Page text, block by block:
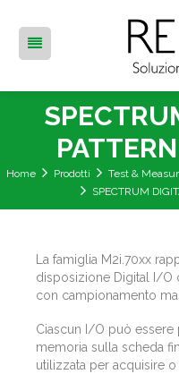
Home Prodotti Test &
SPECTRUM
La famiglia M2i.70xx
disposizione Digital I/O
con campionamento
Ciascun I/O può
memoria sulla scheda
utilizzata per acquisire